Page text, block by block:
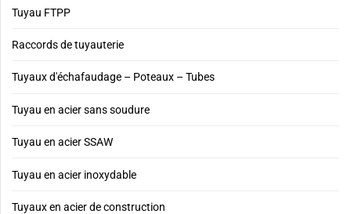
Tuyau FTPP
Raccords de tuyauterie
Tuyaux d'échafaudage – Poteaux – Tubes
Tuyau en acier sans soudure
Tuyau en acier SSAW
Tuyau en acier inoxydable
Tuyaux en acier de construction